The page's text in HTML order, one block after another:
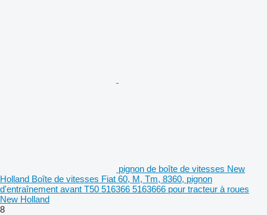
pignon de boîte de vitesses New
Holland Boîte de vitesses Fiat 60, M, Tm, 8360, pignon
d'entraînement avant T50 516366 5163666 pour tracteur à roues
New Holland
8